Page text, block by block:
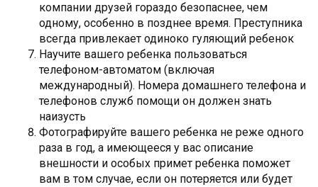
компании друзей гораздо безопаснее, чем
одному, особенно в позднее время. Преступника
всегда привлекает одиноко гуляющий ребенок
Научите вашего ребенка пользоваться
телефоном-автоматом (включая
международный). Номера домашнего телефона и
телефонов служб помощи он должен знать
наизусть
Фотографируйте вашего ребенка не реже одного
раза в год, а имеющееся у вас описание
внешности и особых примет ребенка поможет
вам в том случае, если он потеряется или будет